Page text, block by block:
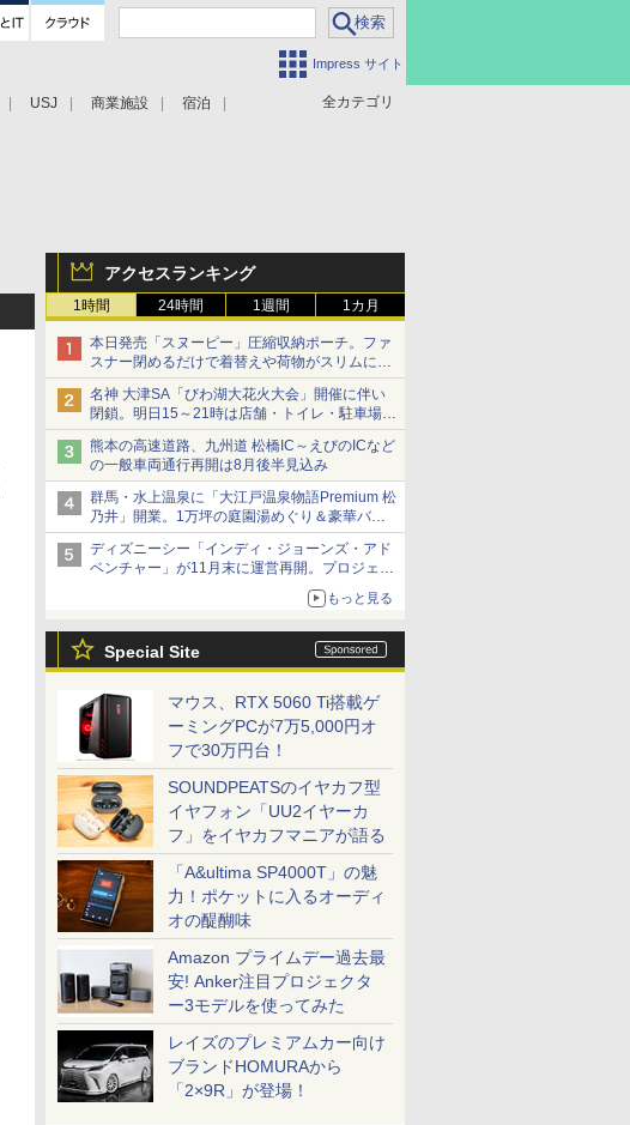
Impress サイト
全カテゴリ
USJ 商業施設 宿泊
アクセスランキング
1時間 24時間 1週間 1カ月
本日発売「スヌーピー」圧縮収納ポーチ。ファ
スナー閉めるだけで着替えや荷物がスリムにま
とまる
名神 大津SA「びわ湖大花火大会」開催に伴い
閉鎖。明日15～21時は店舗・トイレ・駐車場の
利用不可
熊本の高速道路、九州道 松橋IC～えびのICなど
の一般車両通行再開は8月後半見込み
群馬・水上温泉に「大江戸温泉物語Premium 松
乃井」開業。1万坪の庭園湯めぐり＆豪華バイ
キングを体験してきた！
ディズニーシー「インディ・ジョーンズ・アド
ベンチャー」が11月末に運営再開。プロジェク
ションマッピングを追加、DPAは1500円
もっと見る
Special Site
マウス、RTX 5060 Ti搭載ゲ
ーミングPCが7万5,000円オ
フで30万円台！
SOUNDPEATSのイヤカフ型
イヤフォン「UU2イヤーカ
フ」をイヤカフマニアが語る
「A&ultima SP4000T」の魅
力！ポケットに入るオーディ
オの醍醐味
Amazon プライムデー過去最
安! Anker注目プロジェクタ
ー3モデルを使ってみた
レイズのプレミアムカー向け
ブランドHOMURAから
「2×9R」が登場！